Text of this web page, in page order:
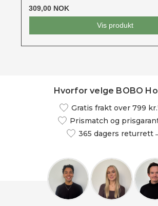
309,00 NOK
Vis produkt
Hvorfor velge BOBO
Gratis frakt over 799
Prismatch og
365 dagers returrett